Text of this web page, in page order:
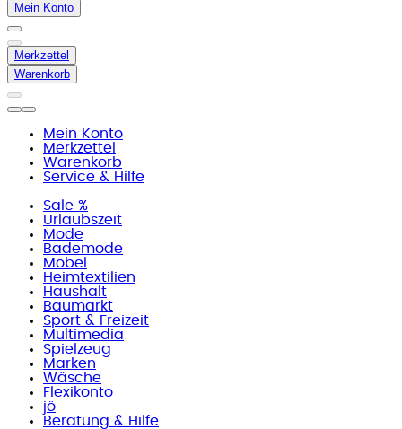
Mein Konto
Merkzettel
Warenkorb
Mein Konto
Merkzettel
Warenkorb
Service & Hilfe
Sale %
Urlaubszeit
Mode
Bademode
Möbel
Heimtextilien
Haushalt
Baumarkt
Sport & Freizeit
Multimedia
Spielzeug
Marken
Wäsche
Flexikonto
jö
Beratung & Hilfe